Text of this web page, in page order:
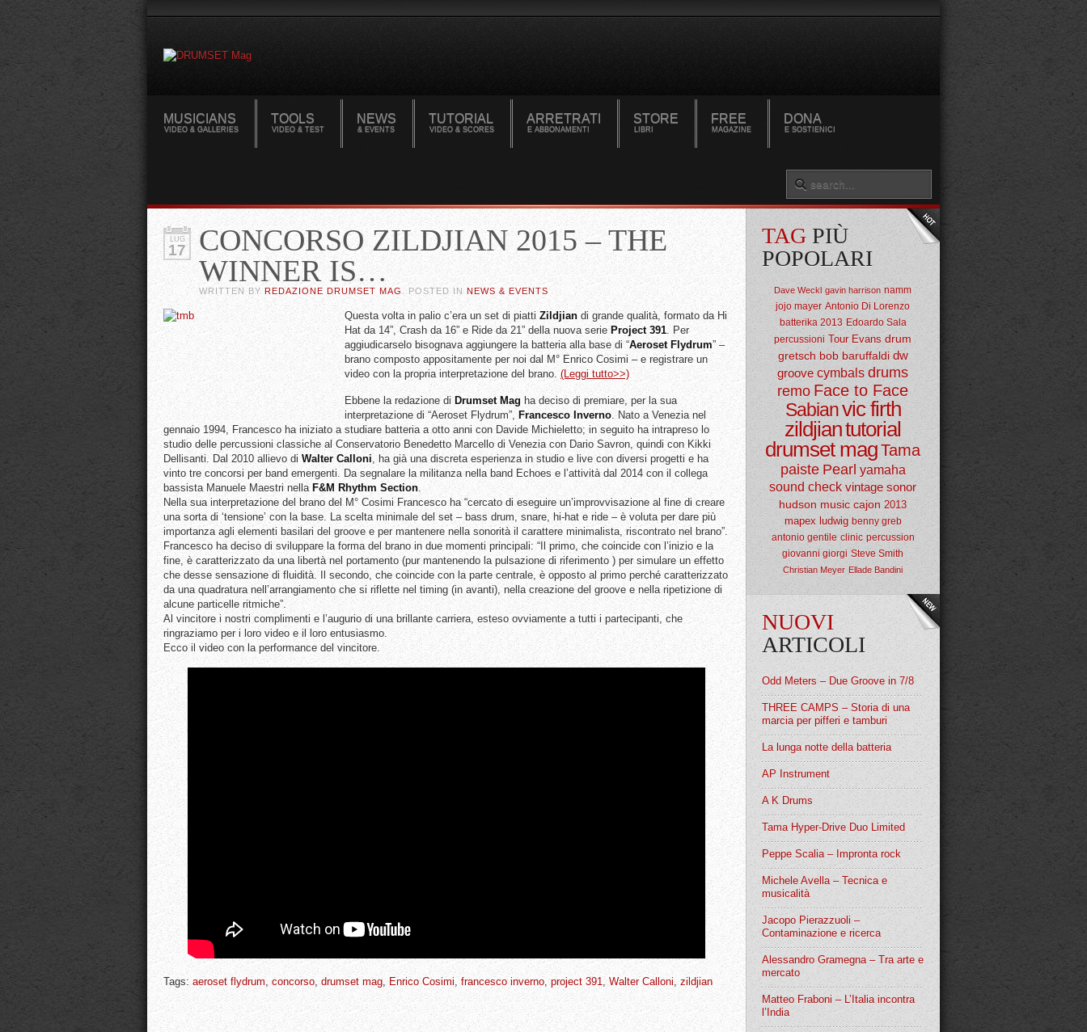
MUSICIANS
VIDEO & GALLERIES
TOOLS
VIDEO & TEST
NEWS
& EVENTS
TUTORIAL
VIDEO & SCORES
ARRETRATI
E ABBONAMENTI
STORE
LIBRI
FREE
MAGAZINE
DONA
E SOSTIENICI
LUG
17
CONCORSO ZILDJIAN 2015 – THE
WINNER IS…
WRITTEN BY REDAZIONE DRUMSET MAG . POSTED IN NEWS & EVENTS
Questa volta in palio c’era un set di piatti Zildjian di grande qualità, formato da Hi
Hat da 14”, Crash da 16” e Ride da 21” della nuova serieProject 391. Per
aggiudicarselo bisognava aggiungere la batteria alla base di “Aeroset Flydrum” –
brano composto appositamente per noi dal M° Enrico Cosimi – e registrare un
video con la propria interpretazione del brano.(Leggi tutto>>)
Ebbene la redazione di Drumset Mag ha deciso di premiare, per la sua
interpretazione di “Aeroset Flydrum”, Francesco Inverno. Nato a Venezia nel
gennaio 1994, Francesco ha iniziato a studiare batteria a otto anni con Davide Michieletto; in seguito ha intrapreso lo
studio delle percussioni classiche al Conservatorio Benedetto Marcello di Venezia con Dario Savron, quindi con Kikki
Dellisanti. Dal 2010 allievo di Walter Calloni, ha già una discreta esperienza in studio e live con diversi progetti e ha
vinto tre concorsi per band emergenti. Da segnalare la militanza nella band Echoes e l’attività dal 2014 con il collega
bassista Manuele Maestri nella F&M Rhythm Section.
Nella sua interpretazione del brano del M° Cosimi Francesco ha “cercato di eseguire un’improvvisazione al fine di creare
una sorta di ‘tensione’ con la base. La scelta minimale del set – bass drum, snare, hi-hat e ride – è voluta per dare più
importanza agli elementi basilari del groove e per mantenere nella sonorità il carattere minimalista, riscontrato nel brano”.
Francesco ha deciso di sviluppare la forma del brano in due momenti principali: “Il primo, che coincide con l’inizio e la
fine, è caratterizzato da una libertà nel portamento (pur mantenendo la pulsazione di riferimento ) per simulare un effetto
che desse sensazione di fluidità. Il secondo, che coincide con la parte centrale, è opposto al primo perché caratterizzato
da una quadratura nell’arrangiamento che si riflette nel timing (in avanti), nella creazione del groove e nella ripetizione di
alcune particelle ritmiche”.
Al vincitore i nostri complimenti e l’augurio di una brillante carriera, esteso ovviamente a tutti i partecipanti, che
ringraziamo per i loro video e il loro entusiasmo.
Ecco il video con la performance del vincitore.
Tags: aeroset flydrum, concorso, drumset mag, Enrico Cosimi,francesco inverno,project 391,Walter Calloni,zildjian
TAG PIÙ
POPOLARI
Dave Weckl gavin harrison namm
jojo mayer Antonio Di Lorenzo
batterika 2013 Edoardo Sala
percussioni Tour Evans drum
gretsch bob baruffaldi dw
groove cymbals drums
remo Face to Face
Sabianvic firth
zildjiantutorial
drumset magTama
paiste Pearl yamaha
sound check vintage sonor
hudson music cajon 2013
mapex ludwig benny greb
antonio gentile clinic percussion
giovanni giorgi Steve Smith
Christian Meyer Ellade Bandini
NUOVI
ARTICOLI
Odd Meters – Due Groove in 7/8
THREE CAMPS – Storia di una
marcia per pifferi e tamburi
La lunga notte della batteria
AP Instrument
A K Drums
Tama Hyper-Drive Duo Limited
Peppe Scalia – Impronta rock
Michele Avella – Tecnica e
musicalità
Jacopo Pierazzuoli –
Contaminazione e ricerca
Alessandro Gramegna – Tra arte e
mercato
Matteo Fraboni – L’Italia incontra
l’India